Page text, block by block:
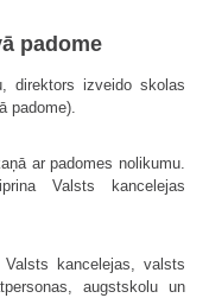
padome
direktors izveido skolas
padome).
ar padomes nolikumu.
Valsts kancelejas
kancelejas, valsts
augstskolu un